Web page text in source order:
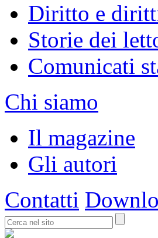
Diritto e
Storie dei
Comunicati
Chi siamo
Il magazine
Gli autori
Contatti